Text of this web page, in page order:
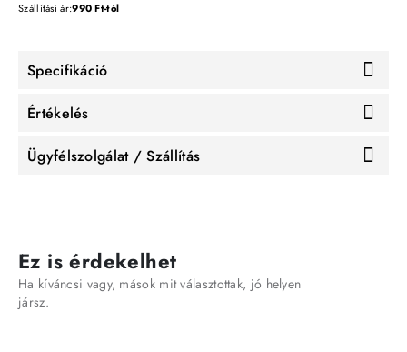
Szállítási ár:990 Ft-tól
Specifikáció
Értékelés
Ügyfélszolgálat / Szállítás
Ez is érdekelhet
Ha kíváncsi vagy, mások mit választottak, jó helyen
jársz.